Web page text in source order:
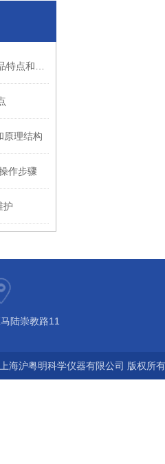
原理结构
作步骤
护
陆崇教路11
上海沪粤明科学仪器有限公司 版权所